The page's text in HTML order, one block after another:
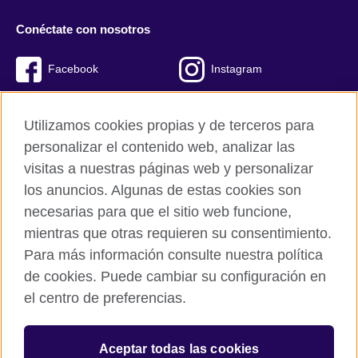
Conéctate con nosotros
Facebook Instagram
British Council global
Políticas de privacidad y condiciones de uso
© 2026 British Council
The United Kingdom’s international organisation for cultural
Utilizamos cookies propias y de terceros para
personalizar el contenido web, analizar las
visitas a nuestras páginas web y personalizar
los anuncios. Algunas de estas cookies son
necesarias para que el sitio web funcione,
mientras que otras requieren su consentimiento.
Para más información consulte nuestra política
de cookies. Puede cambiar su configuración en
el centro de preferencias.
Aceptar todas las cookies